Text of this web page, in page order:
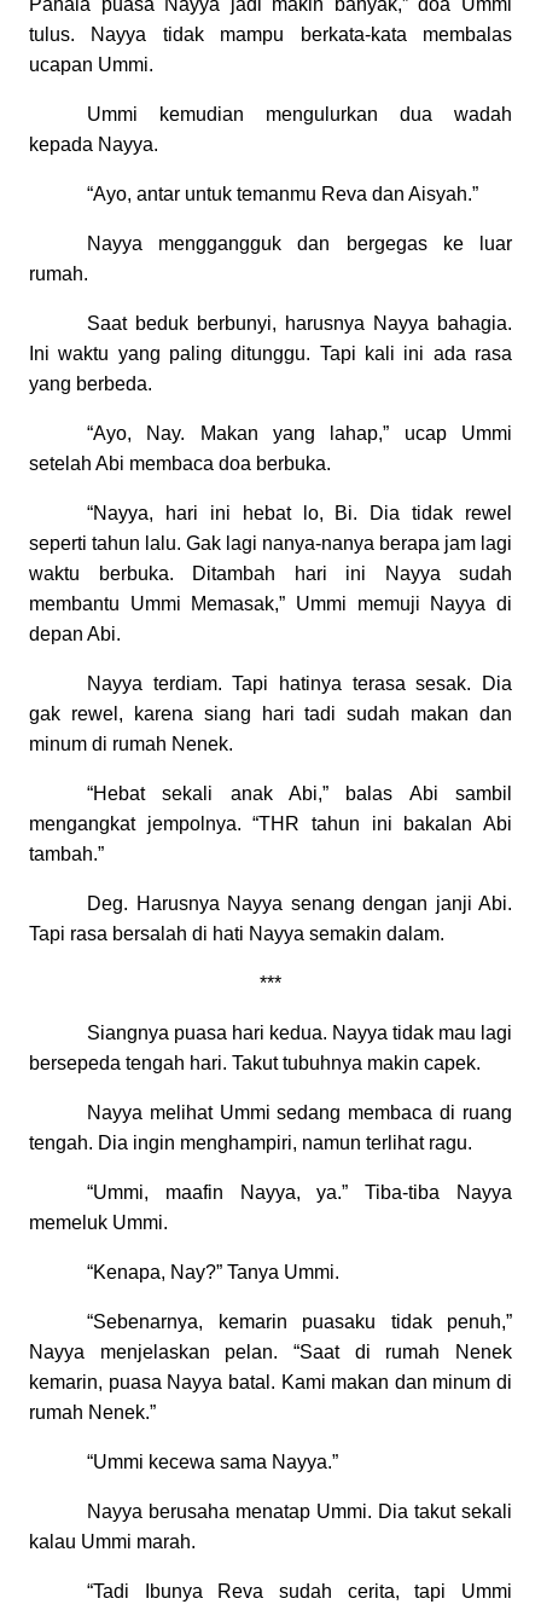
Pahala puasa Nayya jadi makin banyak,” doa Ummi
tulus. Nayya tidak mampu berkata-kata membalas
ucapan Ummi.
Ummi kemudian mengulurkan dua wadah
kepada Nayya.
“Ayo, antar untuk temanmu Reva dan Aisyah.”
Nayya menggangguk dan bergegas ke luar
rumah.
Saat beduk berbunyi, harusnya Nayya bahagia.
Ini waktu yang paling ditunggu. Tapi kali ini ada rasa
yang berbeda.
“Ayo, Nay. Makan yang lahap,” ucap Ummi
setelah Abi membaca doa berbuka.
“Nayya, hari ini hebat lo, Bi. Dia tidak rewel
seperti tahun lalu. Gak lagi nanya-nanya berapa jam lagi
waktu berbuka. Ditambah hari ini Nayya sudah
membantu Ummi Memasak,” Ummi memuji Nayya di
depan Abi.
Nayya terdiam. Tapi hatinya terasa sesak. Dia
gak rewel, karena siang hari tadi sudah makan dan
minum di rumah Nenek.
“Hebat sekali anak Abi,” balas Abi sambil
mengangkat jempolnya. “THR tahun ini bakalan Abi
tambah.”
Deg. Harusnya Nayya senang dengan janji Abi.
Tapi rasa bersalah di hati Nayya semakin dalam.
***
Siangnya puasa hari kedua. Nayya tidak mau lagi
bersepeda tengah hari. Takut tubuhnya makin capek.
Nayya melihat Ummi sedang membaca di ruang
tengah. Dia ingin menghampiri, namun terlihat ragu.
“Ummi, maafin Nayya, ya.” Tiba-tiba Nayya
memeluk Ummi.
“Kenapa, Nay?” Tanya Ummi.
“Sebenarnya, kemarin puasaku tidak penuh,”
Nayya menjelaskan pelan. “Saat di rumah Nenek
kemarin, puasa Nayya batal. Kami makan dan minum di
rumah Nenek.”
“Ummi kecewa sama Nayya.”
Nayya berusaha menatap Ummi. Dia takut sekali
kalau Ummi marah.
“Tadi Ibunya Reva sudah cerita, tapi Ummi